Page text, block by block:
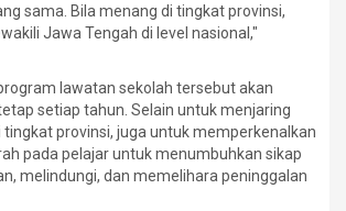
sama. Bila menang di tingkat provinsi,
Jawa Tengah di level nasional,"
lawatan sekolah tersebut akan
setiap tahun. Selain untuk menjaring
provinsi, juga untuk memperkenalkan
pada pelajar untuk menumbuhkan sikap
melindungi, dan memelihara peninggalan